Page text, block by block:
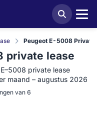
Peugeot E-5008 Private
private lease
private lease
maand – augustus 2026
van 6